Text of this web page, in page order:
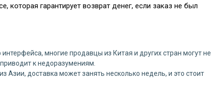
которая гарантирует возврат денег, если заказ не был
многие продавцы из Китая и других стран могут не
к недоразумениям.
Азии, доставка может занять несколько недель, и это стоит